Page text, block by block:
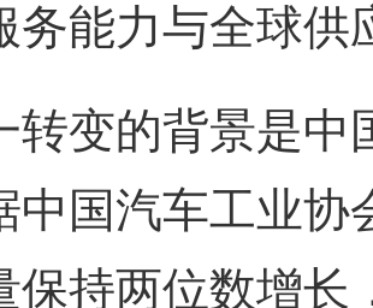
务能力与全球供
的背景是中
中国汽车工业协
保持两位数增长